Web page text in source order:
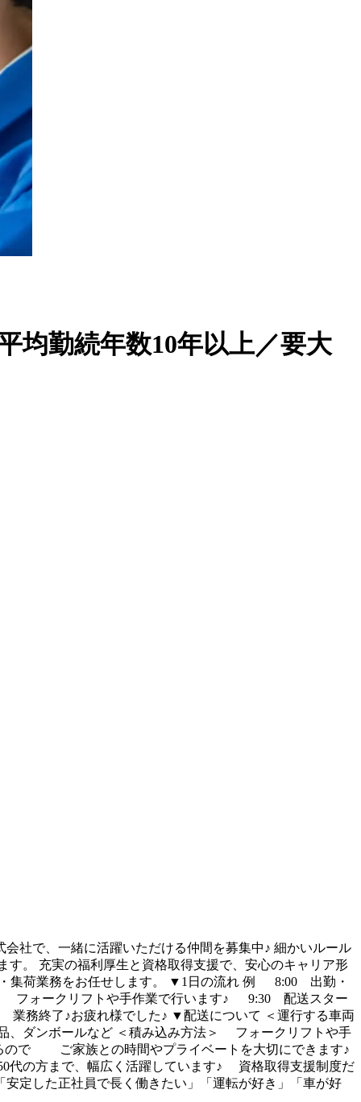
均勤続年数10年以上／要大
社で、一緒に活躍いただける仲間を募集中♪ 細かいルール
。 充実の福利厚生と資格取得支援で、安心のキャリア形
・集荷業務をお任せします。 ▼1日の流れ 例 8:00 出勤・
ークリフトや手作業で行います♪ 9:30 配送スター
終了♪お疲れ様でした♪ ▼配送について ＜運行する車両
ダンボールなど ＜積み込み方法＞ フォークリフトや手
ので ご家族との時間やプライベートを大切にできます♪
代の方まで、幅広く活躍しています♪ 資格取得支援制度だ
定した正社員で長く働きたい」「運転が好き」「車が好